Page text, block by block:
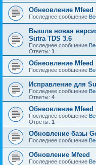
Обнеовление Mfeed
Последнее сообщение
Вышла новая
Sutra TDS 3.6
Последнее сообщение
Ответы: 1
Обнеовление Mfeed
Последнее сообщение
Исправление для
Последнее сообщение
Ответы: 4
Обнеовление Mfeed
Последнее сообщение
Ответы: 1
Обновление базы
Последнее сообщение
Обновление Mfeed
Последнее сообщение